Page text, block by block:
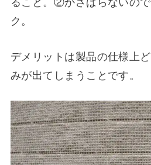
ク。
デメリットは製品の仕様上
みが出てしまうことです。